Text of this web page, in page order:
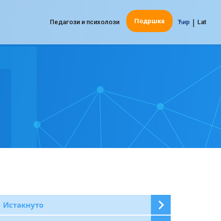
Ћир | Lat
Педагози и психолози Подршка
Истакнуто